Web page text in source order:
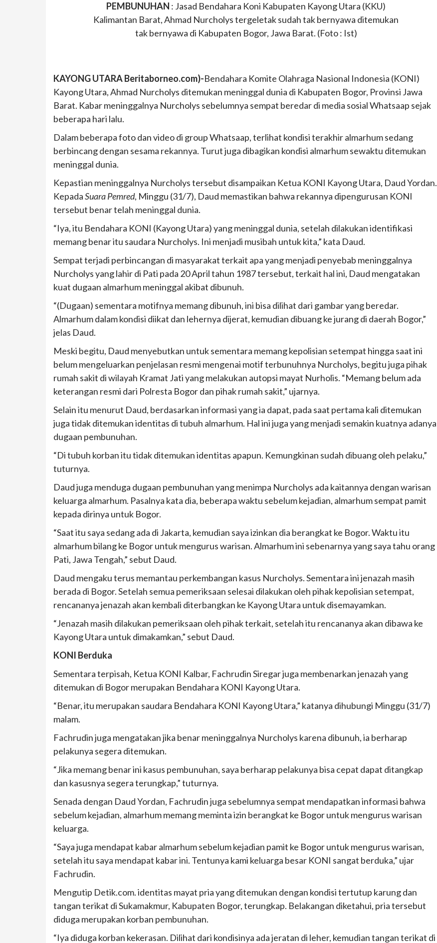
PEMBUNUHAN : Jasad Bendahara Koni Kabupaten Kayong Utara (KKU)
Kalimantan Barat, Ahmad Nurcholys tergeletak sudah tak bernyawa ditemukan
tak bernyawa di Kabupaten Bogor, Jawa Barat. (Foto : Ist)
KAYONG UTARA Beritaborneo.com)-Bendahara Komite Olahraga Nasional Indonesia (KONI)
Kayong Utara, Ahmad Nurcholys ditemukan meninggal dunia di Kabupaten Bogor, Provinsi Jawa
Barat. Kabar meninggalnya Nurcholys sebelumnya sempat beredar di media sosial Whatsaap sejak
beberapa hari lalu.
Dalam beberapa foto dan video di group Whatsaap, terlihat kondisi terakhir almarhum sedang
berbincang dengan sesama rekannya. Turut juga dibagikan kondisi almarhum sewaktu ditemukan
meninggal dunia.
Kepastian meninggalnya Nurcholys tersebut disampaikan Ketua KONI Kayong Utara, Daud Yordan.
KepadaSuara Pemred, Minggu (31/7), Daud memastikan bahwa rekannya dipengurusan KONI
tersebut benar telah meninggal dunia.
“Iya, itu Bendahara KONI (Kayong Utara) yang meninggal dunia, setelah dilakukan identifikasi
memang benar itu saudara Nurcholys. Ini menjadi musibah untuk kita,” kata Daud.
Sempat terjadi perbincangan di masyarakat terkait apa yang menjadi penyebab meninggalnya
Nurcholys yang lahir di Pati pada 20 April tahun 1987 tersebut, terkait hal ini, Daud mengatakan
kuat dugaan almarhum meninggal akibat dibunuh.
“(Dugaan) sementara motifnya memang dibunuh, ini bisa dilihat dari gambar yang beredar.
Almarhum dalam kondisi diikat dan lehernya dijerat, kemudian dibuang ke jurang di daerah Bogor,”
jelas Daud.
Meski begitu, Daud menyebutkan untuk sementara memang kepolisian setempat hingga saat ini
belum mengeluarkan penjelasan resmi mengenai motif terbunuhnya Nurcholys, begitu juga pihak
rumah sakit di wilayah Kramat Jati yang melakukan autopsi mayat Nurholis. “Memang belum ada
keterangan resmi dari Polresta Bogor dan pihak rumah sakit,” ujarnya.
Selain itu menurut Daud, berdasarkan informasi yang ia dapat, pada saat pertama kali ditemukan
juga tidak ditemukan identitas di tubuh almarhum. Hal ini juga yang menjadi semakin kuatnya adanya
dugaan pembunuhan.
“Di tubuh korban itu tidak ditemukan identitas apapun. Kemungkinan sudah dibuang oleh pelaku,”
tuturnya.
Daud juga menduga dugaan pembunuhan yang menimpa Nurcholys ada kaitannya dengan warisan
keluarga almarhum. Pasalnya kata dia, beberapa waktu sebelum kejadian, almarhum sempat pamit
kepada dirinya untuk Bogor.
“Saat itu saya sedang ada di Jakarta, kemudian saya izinkan dia berangkat ke Bogor. Waktu itu
almarhum bilang ke Bogor untuk mengurus warisan. Almarhum ini sebenarnya yang saya tahu orang
Pati, Jawa Tengah,” sebut Daud.
Daud mengaku terus memantau perkembangan kasus Nurcholys. Sementara ini jenazah masih
berada di Bogor. Setelah semua pemeriksaan selesai dilakukan oleh pihak kepolisian setempat,
rencananya jenazah akan kembali diterbangkan ke Kayong Utara untuk disemayamkan.
“Jenazah masih dilakukan pemeriksaan oleh pihak terkait, setelah itu rencananya akan dibawa ke
Kayong Utara untuk dimakamkan,” sebut Daud.
KONI Berduka
Sementara terpisah, Ketua KONI Kalbar, Fachrudin Siregar juga membenarkan jenazah yang
ditemukan di Bogor merupakan Bendahara KONI Kayong Utara.
“Benar, itu merupakan saudara Bendahara KONI Kayong Utara,” katanya dihubungi Minggu (31/7)
malam.
Fachrudin juga mengatakan jika benar meninggalnya Nurcholys karena dibunuh, ia berharap
pelakunya segera ditemukan.
“Jika memang benar ini kasus pembunuhan, saya berharap pelakunya bisa cepat dapat ditangkap
dan kasusnya segera terungkap,” tuturnya.
Senada dengan Daud Yordan, Fachrudin juga sebelumnya sempat mendapatkan informasi bahwa
sebelum kejadian, almarhum memang meminta izin berangkat ke Bogor untuk mengurus warisan
keluarga.
“Saya juga mendapat kabar almarhum sebelum kejadian pamit ke Bogor untuk mengurus warisan,
setelah itu saya mendapat kabar ini. Tentunya kami keluarga besar KONI sangat berduka,” ujar
Fachrudin.
Mengutip Detik.com. identitas mayat pria yang ditemukan dengan kondisi tertutup karung dan
tangan terikat di Sukamakmur, Kabupaten Bogor, terungkap. Belakangan diketahui, pria tersebut
diduga merupakan korban pembunuhan.
“Iya diduga korban kekerasan. Dilihat dari kondisinya ada jeratan di leher, kemudian tangan terikat di